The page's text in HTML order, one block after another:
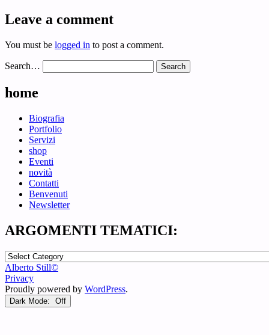
Leave a comment
You must be logged in to post a comment.
Search…
home
Biografia
Portfolio
Servizi
shop
Eventi
novità
Contatti
Benvenuti
Newsletter
ARGOMENTI TEMATICI:
ARGOMENTI
TEMATICI:
Alberto Still©
Privacy
Proudly powered by WordPress.
Dark Mode: